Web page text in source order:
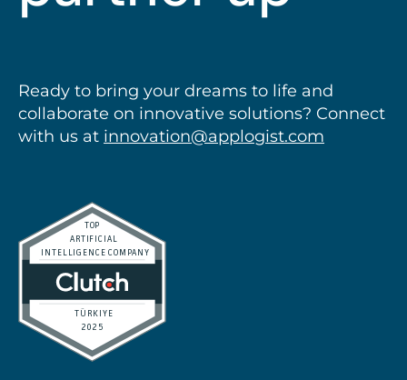
Ready to bring your dreams to life and
collaborate on innovative solutions? Connect
with us at innovation@applogist.com